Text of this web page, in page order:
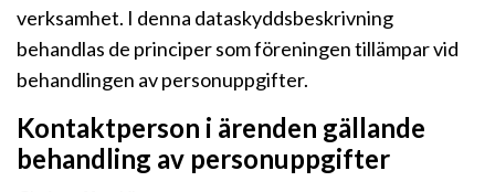
verksamhet. I denna dataskyddsbeskrivning
behandlas de principer som föreningen tillämpar vid
behandlingen av personuppgifter.
Kontaktperson i ärenden gällande
behandling av personuppgifter